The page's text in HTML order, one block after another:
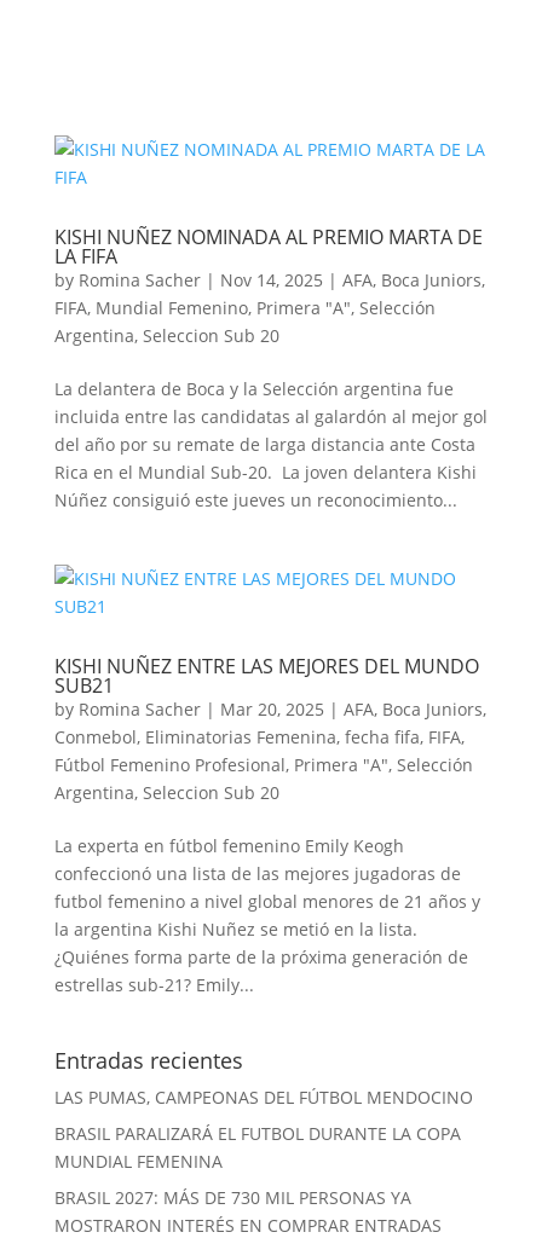
KISHI NUÑEZ NOMINADA AL PREMIO MARTA DE
LA FIFA
by Romina Sacher| Nov 14, 2025 | AFA, Boca Juniors,
FIFA, Mundial Femenino, Primera "A", Selección
Argentina, Seleccion Sub 20
La delantera de Boca y la Selección argentina fue
incluida entre las candidatas al galardón al mejor gol
del año por su remate de larga distancia ante Costa
Rica en el Mundial Sub-20. La joven delantera Kishi
Núñez consiguió este jueves un reconocimiento...
KISHI NUÑEZ ENTRE LAS MEJORES DEL MUNDO
SUB21
by Romina Sacher| Mar 20, 2025 | AFA, Boca Juniors,
Conmebol, Eliminatorias Femenina, fecha fifa, FIFA,
Fútbol Femenino Profesional, Primera "A", Selección
Argentina, Seleccion Sub 20
La experta en fútbol femenino Emily Keogh
confeccionó una lista de las mejores jugadoras de
futbol femenino a nivel global menores de 21 años y
la argentina Kishi Nuñez se metió en la lista.
¿Quiénes forma parte de la próxima generación de
estrellas sub-21? Emily...
Entradas recientes
LAS PUMAS, CAMPEONAS DEL FÚTBOL MENDOCINO
BRASIL PARALIZARÁ EL FUTBOL DURANTE LA COPA
MUNDIAL FEMENINA
BRASIL 2027: MÁS DE 730 MIL PERSONAS YA
MOSTRARON INTERÉS EN COMPRAR ENTRADAS